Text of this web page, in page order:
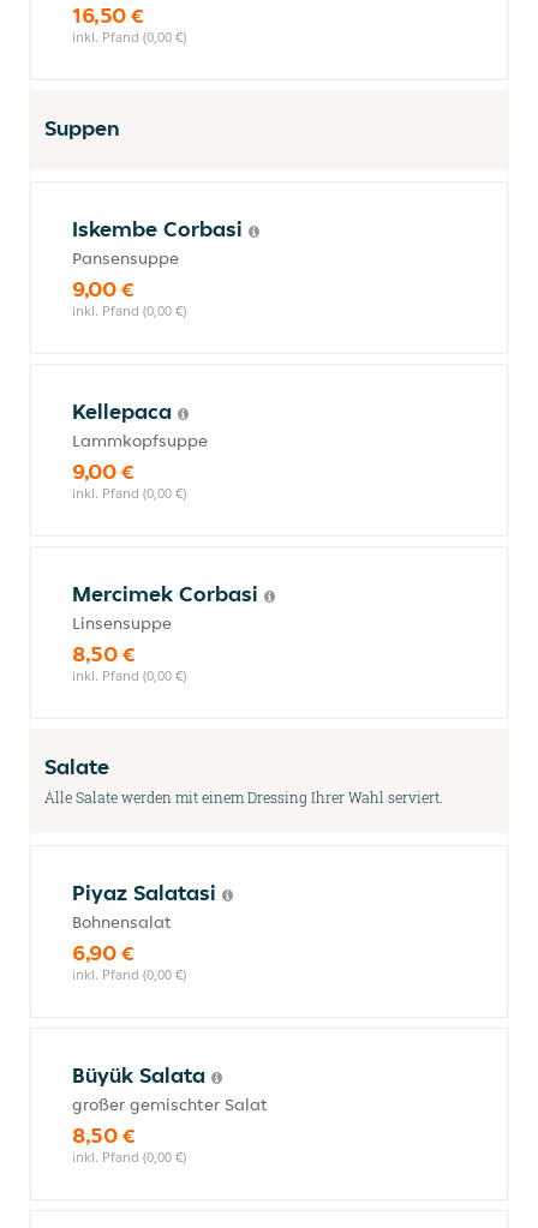
16,50 €
inkl. Pfand (0,00 €)
Suppen
Iskembe Corbasi
Pansensuppe
9,00 €
inkl. Pfand (0,00 €)
Kellepaca
Lammkopfsuppe
9,00 €
inkl. Pfand (0,00 €)
Mercimek Corbasi
Linsensuppe
8,50 €
inkl. Pfand (0,00 €)
Salate
Alle Salate werden mit einem Dressing Ihrer Wahl serviert.
Piyaz Salatasi
Bohnensalat
6,90 €
inkl. Pfand (0,00 €)
Büyük Salata
großer gemischter Salat
8,50 €
inkl. Pfand (0,00 €)